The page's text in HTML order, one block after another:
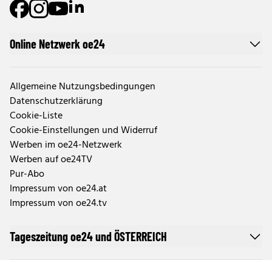
Online Netzwerk oe24
Allgemeine Nutzungsbedingungen
Datenschutzerklärung
Cookie-Liste
Cookie-Einstellungen und Widerruf
Werben im oe24-Netzwerk
Werben auf oe24TV
Pur-Abo
Impressum von oe24.at
Impressum von oe24.tv
Tageszeitung oe24 und ÖSTERREICH